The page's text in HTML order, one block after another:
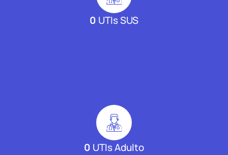
0 UTIs SUS
0 UTIs Adulto